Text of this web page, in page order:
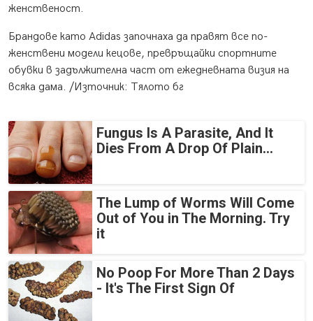
женственост.
Брандове като Adidas започнаха да правят все по-
женствени модели кецове, превръщайки спортните
обувки в задължителна част от ежедневната визия на
всяка дама. /Източник: Тялото бг
Fungus Is A Parasite, And It
Dies From A Drop Of Plain...
The Lump of Worms Will Come
Out of You in The Morning. Try
it
No Poop For More Than 2 Days
- It's The First Sign Of